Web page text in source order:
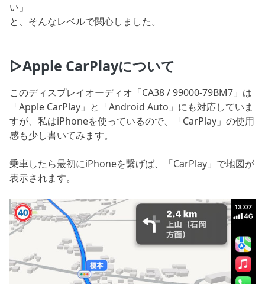
い」
と、そんなレベルで関心しました。
▷Apple CarPlayについて
このディスプレイオーディオ「CA38 / 99000-79BM7」は
「Apple CarPlay」と「Android Auto」にも対応していま
すが、私はiPhoneを使っているので、「CarPlay」の使用
感も少し書いてみます。
乗車したら最初にiPhoneを繋げば、「CarPlay」で地図が
表示されます。